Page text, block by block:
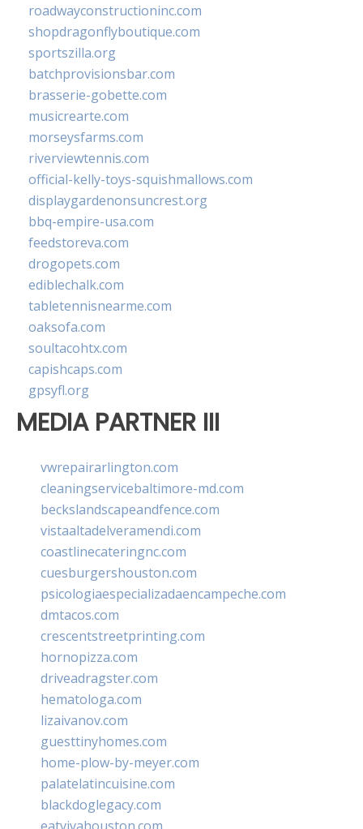
roadwayconstructioninc.com
shopdragonflyboutique.com
sportszilla.org
batchprovisionsbar.com
brasserie-gobette.com
musicrearte.com
morseysfarms.com
riverviewtennis.com
official-kelly-toys-squishmallows.com
displaygardenonsuncrest.org
bbq-empire-usa.com
feedstoreva.com
drogopets.com
ediblechalk.com
tabletennisnearme.com
oaksofa.com
soultacohtx.com
capishcaps.com
gpsyfl.org
MEDIA PARTNER III
vwrepairarlington.com
cleaningservicebaltimore-md.com
beckslandscapeandfence.com
vistaaltadelveramendi.com
coastlinecateringnc.com
cuesburgershouston.com
psicologiaespecializadaencampeche.com
dmtacos.com
crescentstreetprinting.com
hornopizza.com
driveadragster.com
hematologa.com
lizaivanov.com
guesttinyhomes.com
home-plow-by-meyer.com
palatelatincuisine.com
blackdoglegacy.com